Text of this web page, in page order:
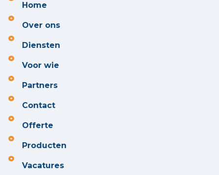
Home
Over ons
Diensten
Voor wie
Partners
Contact
Offerte
Producten
Vacatures